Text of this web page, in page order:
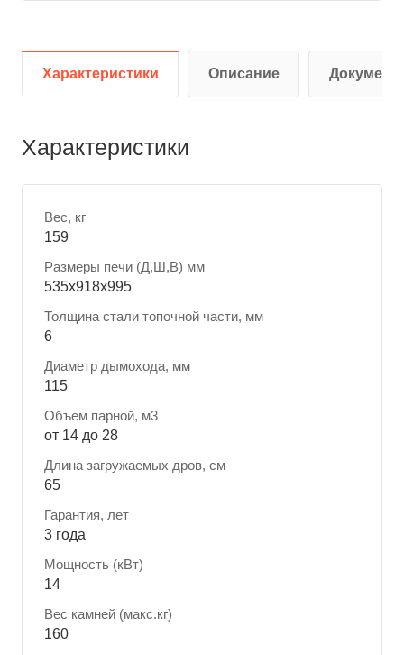
Характеристики Описание
Характеристики
Вес, кг
159
Размеры печи (Д,Ш,В) мм
535х918х995
Толщина стали топочной части, мм
6
Диаметр дымохода, мм
115
Объем парной, м3
от 14 до 28
Длина загружаемых дров, см
65
Гарантия, лет
3 года
Мощность (кВт)
14
Вес камней (макс.кг)
160